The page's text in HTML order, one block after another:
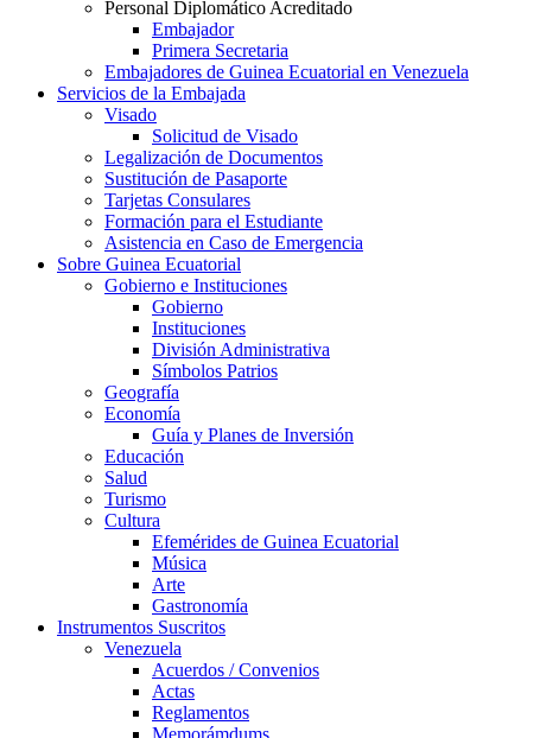
Personal Diplomático Acreditado
Embajador
Primera Secretaria
Embajadores de Guinea Ecuatorial en Venezuela
Servicios de la Embajada
Visado
Solicitud de Visado
Legalización de Documentos
Sustitución de Pasaporte
Tarjetas Consulares
Formación para el Estudiante
Asistencia en Caso de Emergencia
Sobre Guinea Ecuatorial
Gobierno e Instituciones
Gobierno
Instituciones
División Administrativa
Símbolos Patrios
Geografía
Economía
Guía y Planes de Inversión
Educación
Salud
Turismo
Cultura
Efemérides de Guinea Ecuatorial
Música
Arte
Gastronomía
Instrumentos Suscritos
Venezuela
Acuerdos / Convenios
Actas
Reglamentos
Memorámdums